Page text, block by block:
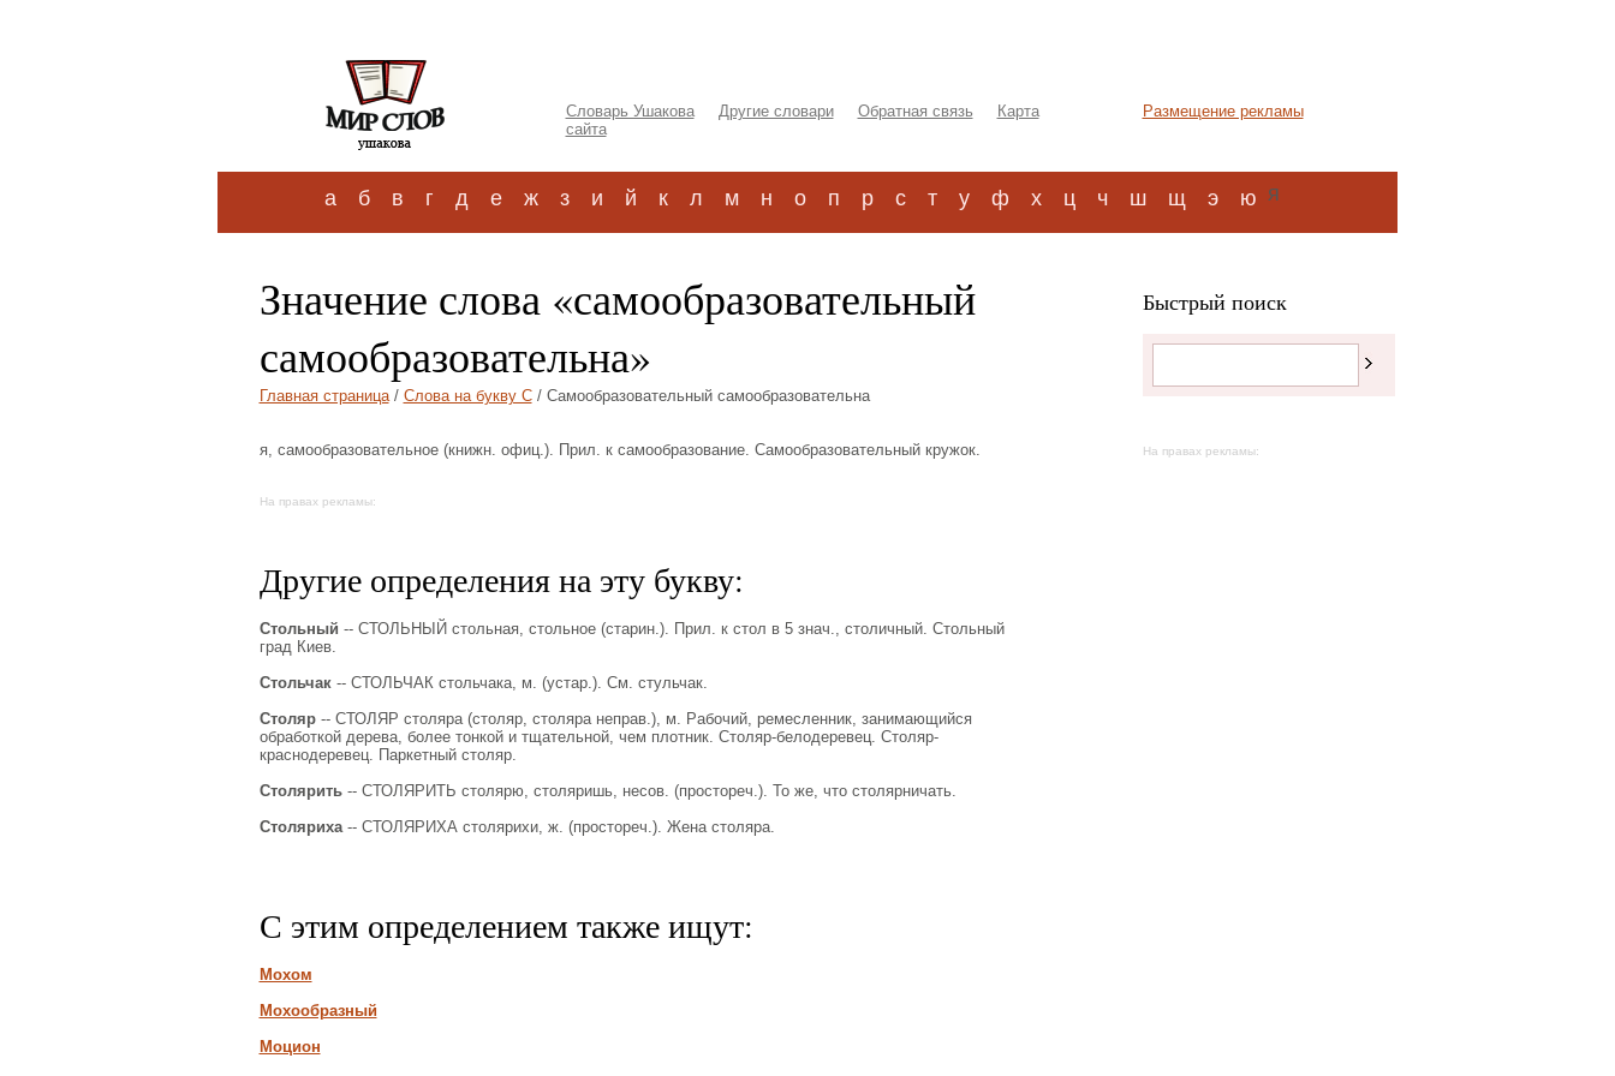
Словарь Ушакова Другие словари Обратная связь
Карта
сайта
Размещение рекламы
а б в г д е ж з и й к л м н о п р с т у ф х ц ч ш щ э ю я
Значение слова «самообразовательный
самообразовательна»
Главная страница/ Слова на букву С/ Самообразовательный самообразовательна
я, самообразовательное (книжн. офиц.). Прил. к самообразование. Самообразовательный кружок.
На правах рекламы:
Другие определения на эту букву:
Стольный -- СТОЛЬНЫЙ стольная, стольное (старин.). Прил. к стол в 5 знач., столичный. Стольный
град Киев.
Стольчак-- СТОЛЬЧАК стольчака, м. (устар.). См. стульчак.
Столяр-- СТОЛЯР столяра (столяр, столяра неправ.), м. Рабочий, ремесленник, занимающийся
обработкой дерева, более тонкой и тщательной, чем плотник. Столяр-белодеревец. Столяр-
краснодеревец. Паркетный столяр.
Столярить-- СТОЛЯРИТЬ столярю, столяришь, несов. (простореч.). То же, что столярничать.
Столяриха-- СТОЛЯРИХА столярихи, ж. (простореч.). Жена столяра.
С этим определением также ищут:
Мохом
Мохообразный
Моцион
Быстрый поиск
На правах рекламы: